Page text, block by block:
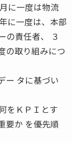
に一度は物流
に一度は、本部
の責任者、 ３
の取り組みにつ
ー タに基づい
をＫＰＩとす
要か を優先順